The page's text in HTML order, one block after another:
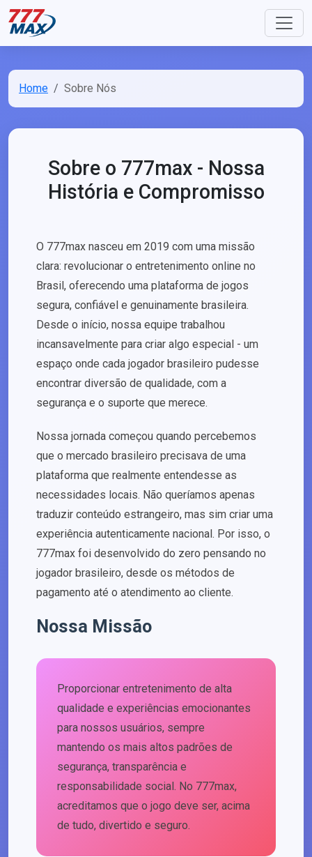
Home Sobre Nós
Sobre o 777max - Nossa
História e Compromisso
O 777max nasceu em 2019 com uma missão
clara: revolucionar o entretenimento online no
Brasil, oferecendo uma plataforma de jogos
segura, confiável e genuinamente brasileira.
Desde o início, nossa equipe trabalhou
incansavelmente para criar algo especial - um
espaço onde cada jogador brasileiro pudesse
encontrar diversão de qualidade, com a
segurança e o suporte que merece.
Nossa jornada começou quando percebemos
que o mercado brasileiro precisava de uma
plataforma que realmente entendesse as
necessidades locais. Não queríamos apenas
traduzir conteúdo estrangeiro, mas sim criar uma
experiência autenticamente nacional. Por isso, o
777max foi desenvolvido do zero pensando no
jogador brasileiro, desde os métodos de
pagamento até o atendimento ao cliente.
Nossa Missão
Proporcionar entretenimento de alta
qualidade e experiências emocionantes
para nossos usuários, sempre
mantendo os mais altos padrões de
segurança, transparência e
responsabilidade social. No 777max,
acreditamos que o jogo deve ser, acima
de tudo, divertido e seguro.